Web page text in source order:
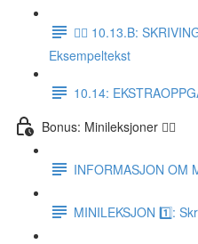
✍🏼 10.13.B:
Eksempeltekst
10.14:
Bonus: Minileksjoner 👌🏻
INFORMASJON OM
MINILEKSJON 1️⃣: